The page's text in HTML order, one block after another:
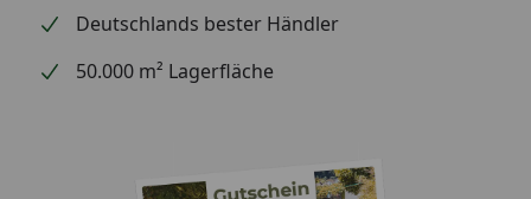
Deutschlands bester Händler
50.000 m² Lagerfläche